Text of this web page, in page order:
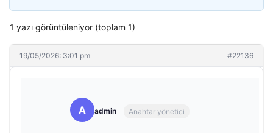
1 yazı görüntüleniyor (toplam 1)
19/05/2026: 3:01 pm #22136
A admin Anahtar yönetici